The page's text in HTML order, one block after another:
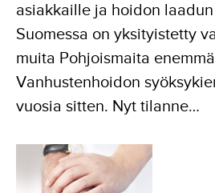
asiakkaille ja hoidon
Suomessa on yksityistetty
muita Pohjoismaita
Vanhustenhoidon
vuosia sitten. Nyt tilanne…